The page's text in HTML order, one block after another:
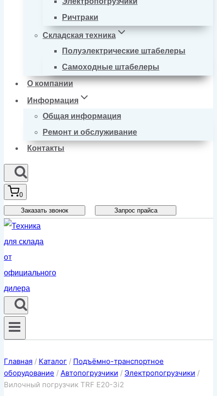
Ричтраки
Складская техника
Полуэлектрические штабелеры
Самоходные штабелеры
О компании
Информация
Общая информация
Ремонт и обслуживание
Контакты
0
Заказать звонок Запрос прайса
Главная / Каталог / Подъёмно-транспортное
оборудование / Автопогрузчики / Электропогрузчики /
Вилочный погрузчик TRF E20-3i2